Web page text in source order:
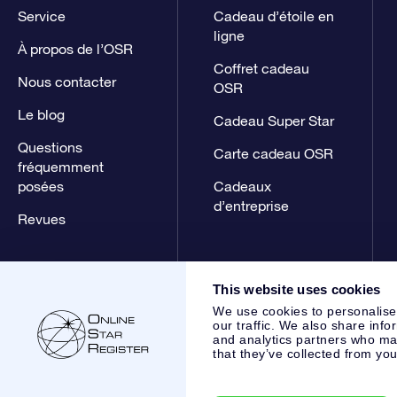
This website uses cookies
We use cookies to
our traffic. We also share
and analytics partners who
that they’ve collected from
Service
À propos de l’OSR
Nous contacter
Le blog
Questions
fréquemment
posées
Revues
Cadeau d’étoile en
ligne
Coffret cadeau
OSR
Cadeau Super Star
Carte cadeau OSR
Cadeaux
d’entreprise